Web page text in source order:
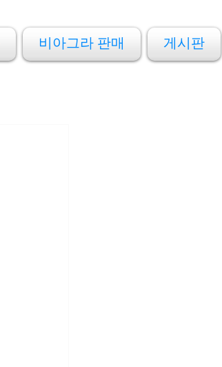
비아그라 판매 게시판